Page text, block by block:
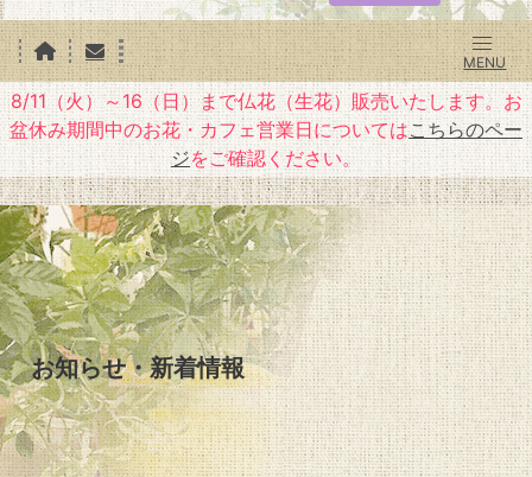
8/11（火）～16（日）まで仏花（生花）販売いたします。お
盆休み期間中のお花・カフェ営業日についてはこちらのペー
ジをご確認ください。
お知らせ・新着情報